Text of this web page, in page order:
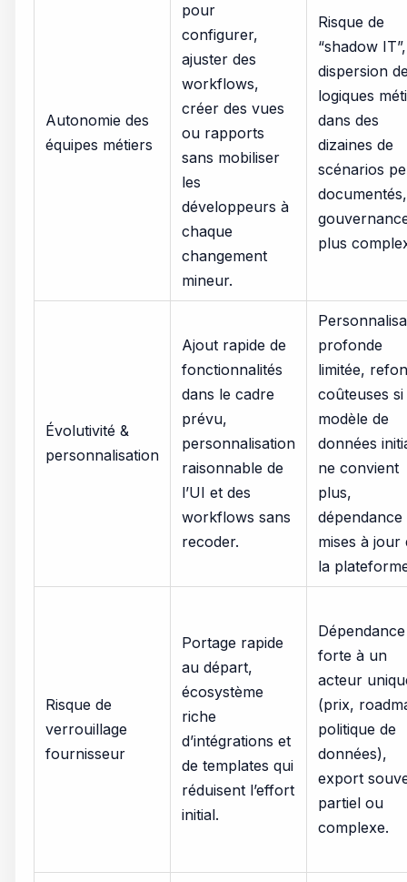
Autonomie des
équipes métiers
pour
configurer,
ajuster des
workflows,
créer des vues
ou rapports
sans mobiliser
les
développeurs à
chaque
changement
mineur.
Risque de
“shadow IT”,
dispersion
logiques
dans des
dizaines de
scénarios
documentés,
plus
Évolutivité &
personnalisation
Ajout rapide de
fonctionnalités
dans le cadre
prévu,
personnalisation
raisonnable de
l’UI et des
workflows sans
recoder.
profonde
limitée,
coûteuses si
modèle de
données
ne convient
plus,
dépendance
mises à jour
la
Risque de
verrouillage
fournisseur
Portage rapide
au départ,
écosystème
riche
d’intégrations et
de templates qui
réduisent l’effort
initial.
Dépendance
forte à un
acteur
(prix,
politique de
données),
export
partiel ou
complexe.